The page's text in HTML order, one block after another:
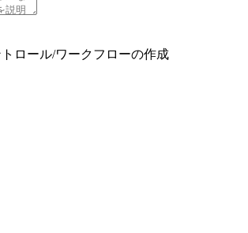
ロール/ワークフローの作成